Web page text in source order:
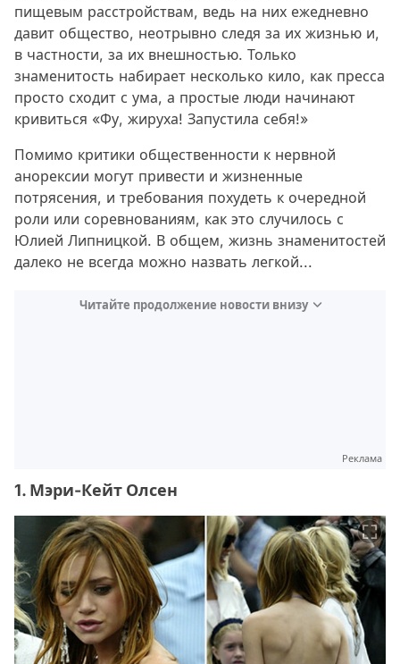
пищевым расстройствам, ведь на них ежедневно
давит общество, неотрывно следя за их жизнью и,
в частности, за их внешностью. Только
знаменитость набирает несколько кило, как пресса
просто сходит с ума, а простые люди начинают
кривиться «Фу, жируха! Запустила себя!»
Помимо критики общественности к нервной
анорексии могут привести и жизненные
потрясения, и требования похудеть к очередной
роли или соревнованиям, как это случилось с
Юлией Липницкой. В общем, жизнь знаменитостей
далеко не всегда можно назвать легкой...
Читайте продолжение новости внизу
Реклама
1. Мэри-Кейт Олсен